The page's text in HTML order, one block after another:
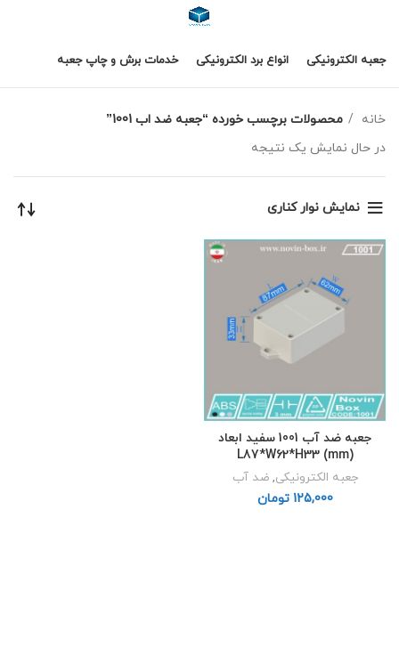
جعبه الکترونیکی انواع برد الکترونیکی خدمات برش و چاپ جعبه
خانه
محصولات برچسب خورده “جعبه ضد اب 1001”
در حال نمایش یک نتیجه
نمایش نوار کناری
جعبه ضد آب 1001 سفید ابعاد
L87*W62*H33 (mm)
جعبه الکترونیکی,ضد آب
تومان